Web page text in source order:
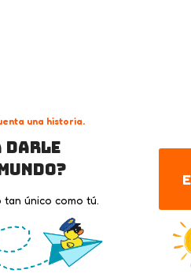
una historia.
darle
tan único como tú.